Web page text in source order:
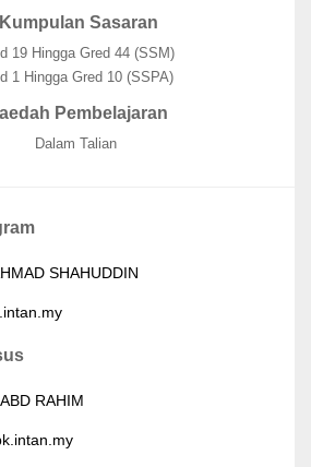
Sasaran
19 Hingga Gred 44 (SSM)
1 Hingga Gred 10 (SSPA)
Pembelajaran
Dalam Talian
SHAHUDDIN
RAHIM